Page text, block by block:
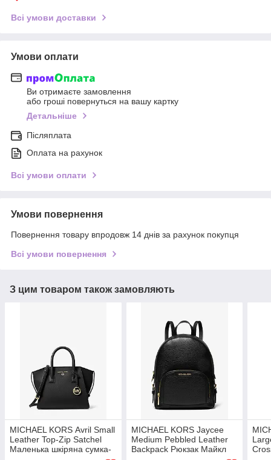
Всі умови доставки
Умови оплати
Ви отримаєте замовлення
або гроші повернуться на вашу картку
Детальніше
Післяплата
Оплата на рахунок
Всі умови оплати
Умови повернення
Повернення товару впродовж 14 днів за рахунок покупця
Всі умови повернення
З цим товаром також замовляють
MICHAEL KORS Avril Small
Leather Top-Zip Satchel
Маленька шкіряна сумка-
MICHAEL KORS Jaycee
Medium Pebbled Leather
Backpack Рюкзак Майкл